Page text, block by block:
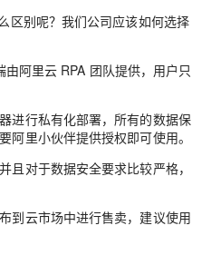
区别呢？我们公司应该如何选择
阿里云 RPA 团队提供，用户只
进行私有化部署，所有的数据保
阿里小伙伴提供授权即可使用。
且对于数据安全要求比较严格，
到云市场中进行售卖，建议使用